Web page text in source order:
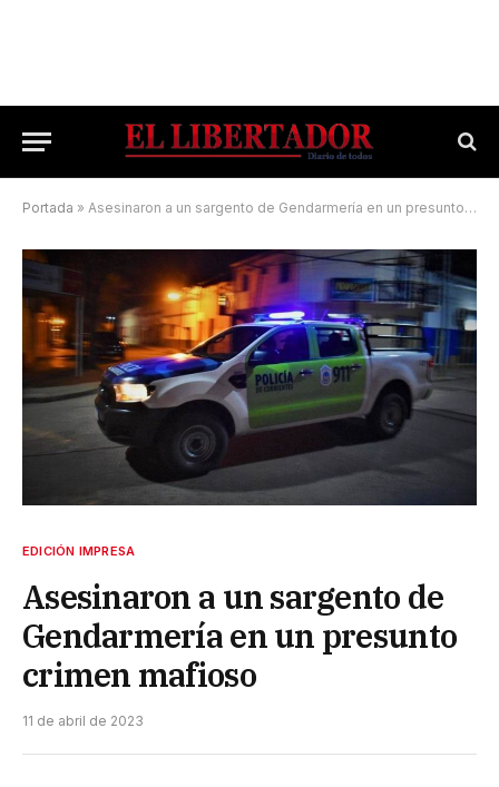
Portada » Asesinaron a un sargento de Gendarmería en un presunto crimen mafioso
EDICIÓN IMPRESA
Asesinaron a un sargento de
Gendarmería en un presunto
crimen mafioso
11 de abril de 2023